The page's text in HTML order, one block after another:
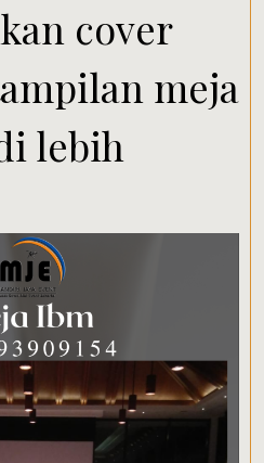
cover
meja
lebih